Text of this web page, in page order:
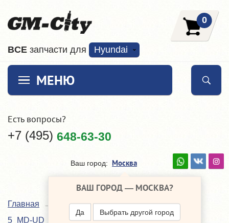
ВCE запчасти для Hyundai
0
МЕНЮ
Есть вопросы?
+7 (495) 648-63-30
Ваш город: Москва
ВАШ ГОРОД — МОСКВА?
Да Выбрать другой город
Главная Каталог
Hyundai Elantra
5_MD-UD
Сцепление, трансмиссия, КПП